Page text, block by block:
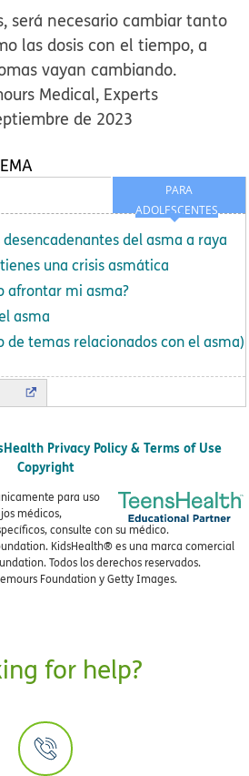
será necesario cambiar tanto
las dosis con el tiempo, a
vayan cambiando.
Medical, Experts
de 2023
PARA
ADOLESCENTES
del asma a raya
una crisis asmática
afrontar mi asma?
asma
de temas relacionados con el asma)
Privacy Policy & Terms of Use
Copyright
para uso
médicos,
consulte con su médico.
KidsHealth® es una marca comercial
Todos los derechos reservados.
Foundation y Getty Images.
for help?